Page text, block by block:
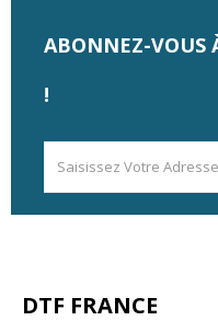
ABONNEZ-VOUS
!
DTF FRANCE